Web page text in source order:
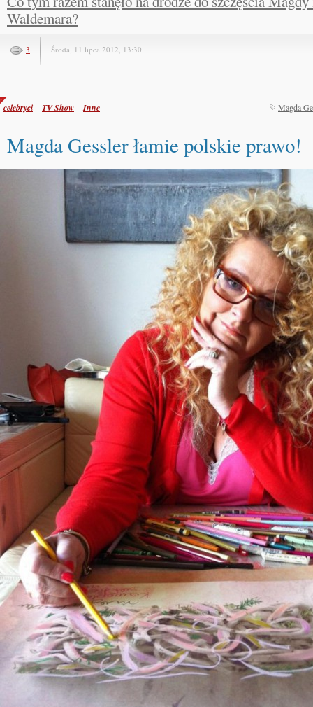
Waldemara?
3 Środa, 11 lipca 2012, 13:30
celebryci TV Show Inne Magda
Magda Gessler łamie polskie prawo!